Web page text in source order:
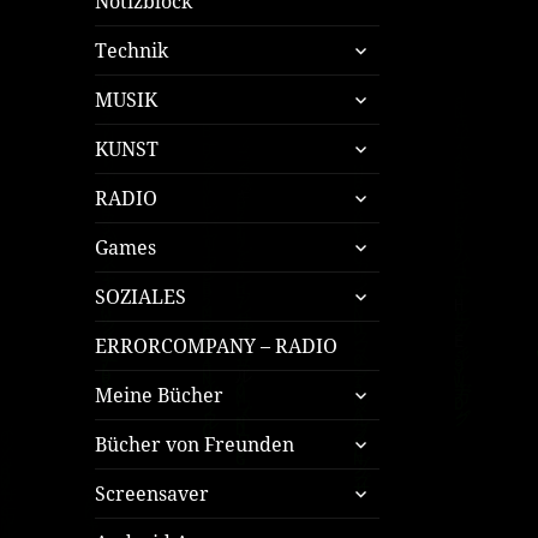
Technik
untermenü
öffnen
MUSIK
untermenü
öffnen
KUNST
untermenü
öffnen
RADIO
untermenü
öffnen
Games
untermenü
öffnen
SOZIALES
untermenü
öffnen
ERRORCOMPANY – RADIO
Meine Bücher
untermenü
öffnen
Bücher von Freunden
untermenü
öffnen
Screensaver
untermenü
öffnen